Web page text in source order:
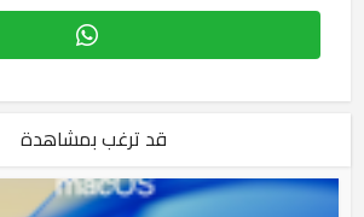
قد ترغب بمشاهدة